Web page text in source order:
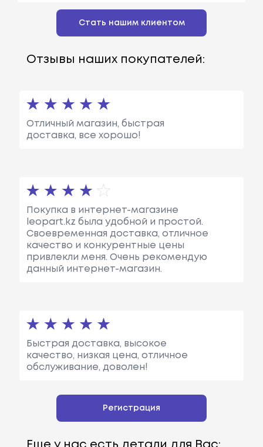
Стать нашим клиентом
Отзывы наших покупателей:
Отличный магазин, быстрая
доставка, все хорошо!
Покупка в интернет-магазине
leopart.kz была удобной и простой.
Своевременная доставка, отличное
качество и конкурентные цены
привлекли меня. Очень рекомендую
данный интернет-магазин.
Быстрая доставка, высокое
качество, низкая цена, отличное
обслуживание, доволен!
Регистрация